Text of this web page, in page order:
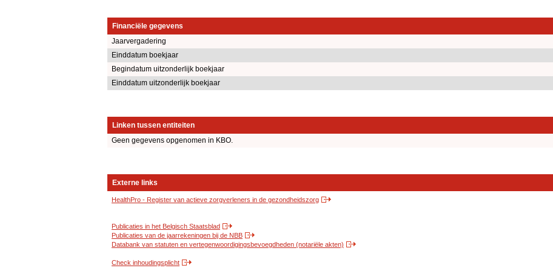
Financiële gegevens
Jaarvergadering
Einddatum boekjaar
Begindatum uitzonderlijk boekjaar
Einddatum uitzonderlijk boekjaar
Linken tussen entiteiten
Geen gegevens opgenomen in KBO.
Externe links
HealthPro - Register van actieve zorgverleners in de gezondheidszorg
Publicaties in het Belgisch Staatsblad
Publicaties van de jaarrekeningen bij de NBB
Databank van statuten en vertegenwoordigingsbevoegdheden (notariële akten)
Check inhoudingsplicht